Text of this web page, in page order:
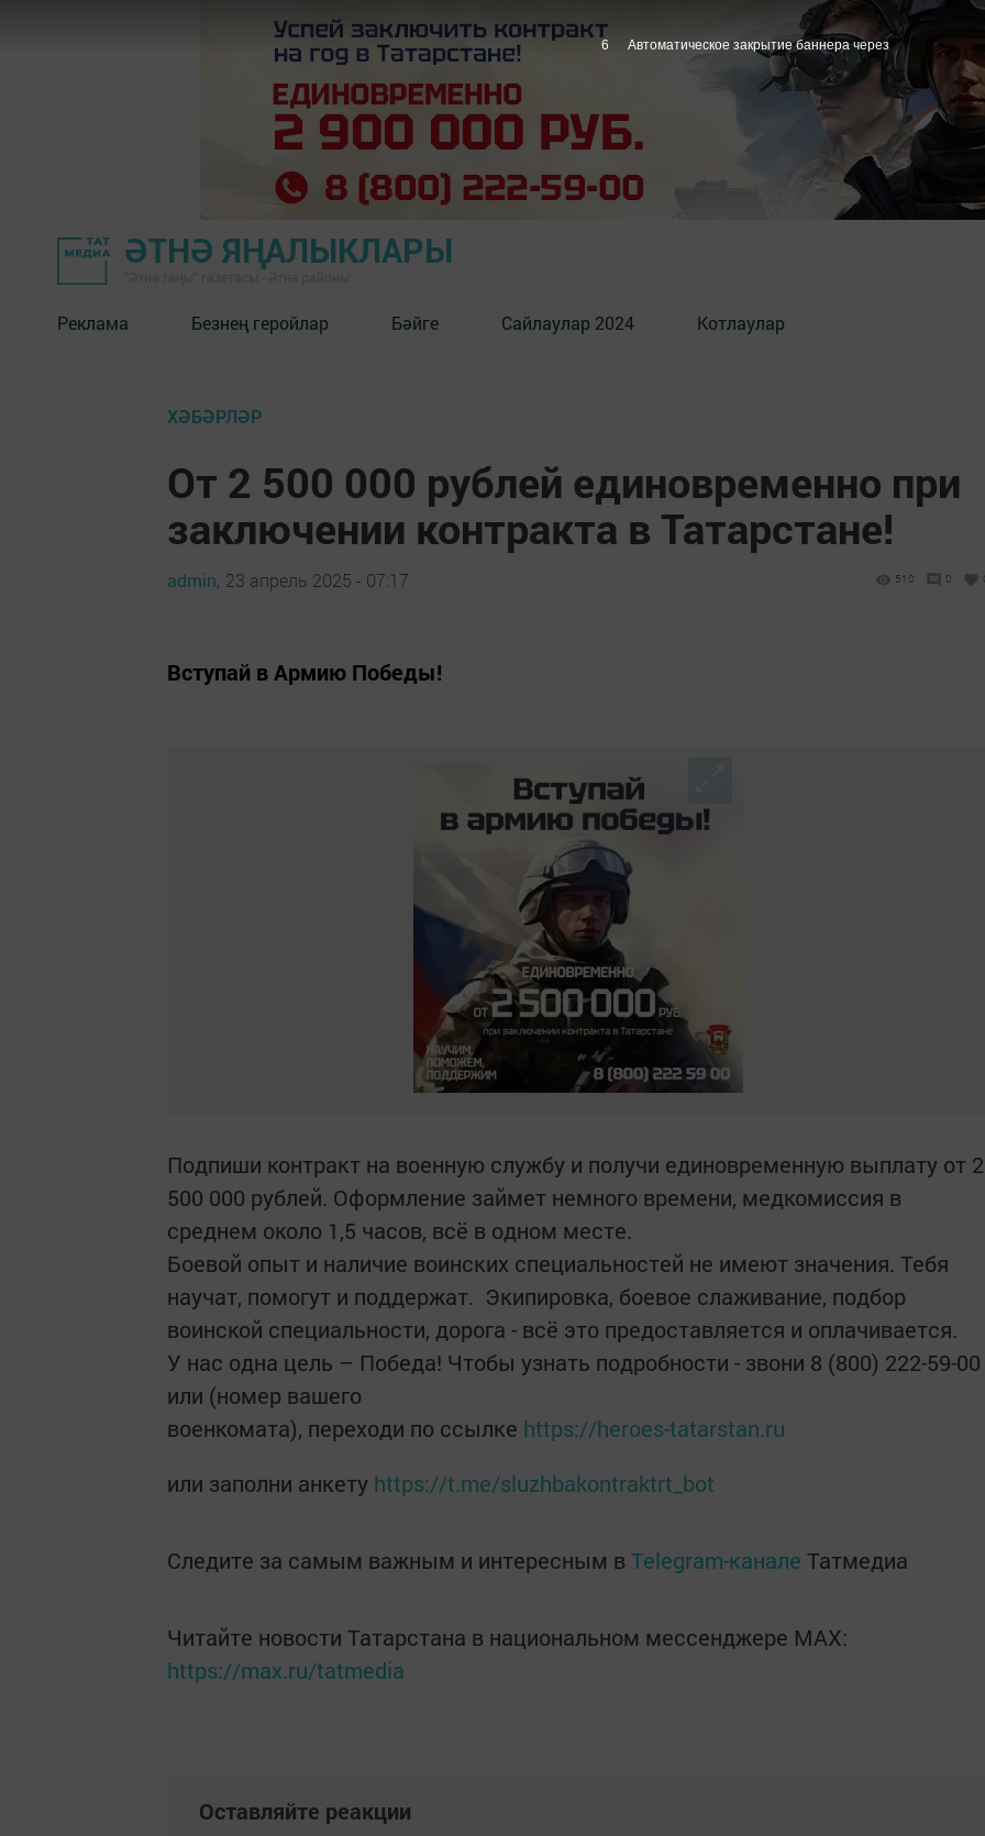
ӘТНӘ ЯҢАЛЫКЛАРЫ
Реклама Безнең геройлар Бәйге Сайлаулар 2024 Котлаулар
ХӘБӘРЛӘР
От 2 500 000 рублей единовременно при
заключении контракта в Татарстане!
admin, 23 апрель 2025 - 07:17 510 0
Вступай в Армию Победы!
Подпиши контракт на военную службу и получи единовременную выплату от 2
500 000 рублей. Оформление займет немного времени, медкомиссия в
среднем около 1,5 часов, всё в одном месте.
Боевой опыт и наличие воинских специальностей не имеют значения. Тебя
научат, помогут и поддержат. Экипировка, боевое слаживание, подбор
воинской специальности, дорога - всё это предоставляется и оплачивается.
У нас одна цель – Победа! Чтобы узнать подробности - звони 8 (800) 222-59-00
или (номер вашего
военкомата), переходи по ссылке https://heroes-tatarstan.ru
или заполни анкету https://t.me/sluzhbakontraktrt_bot
Следите за самым важным и интересным в Telegram-канале Татмедиа
Читайте новости Татарстана в национальном мессенджере MАХ:
https://max.ru/tatmedia
Оставляйте реакции
5 Автоматическое закрытие баннера через